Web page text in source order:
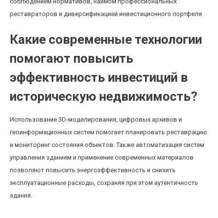
реставраторов и диверсификацией инвестиционного портфеля.
Какие современные технологии
помогают повысить
эффективность инвестиций в
историческую недвижимость?
Использование 3D-моделирования, цифровых архивов и
геоинформационных систем помогает планировать реставрацию
и мониторинг состояния объектов. Также автоматизация систем
управления зданием и применение современных материалов
позволяют повысить энергоэффективность и снизить
эксплуатационные расходы, сохраняя при этом аутентичность
здания.